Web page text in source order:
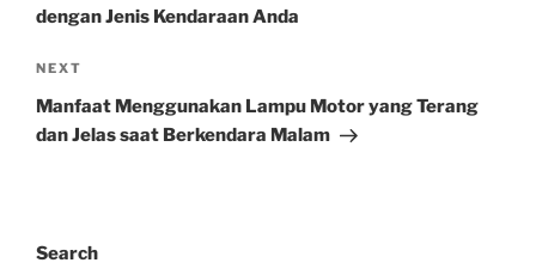
dengan Jenis Kendaraan Anda
Next
Post
NEXT
Manfaat Menggunakan Lampu Motor yang Terang
dan Jelas saat Berkendara Malam
Search